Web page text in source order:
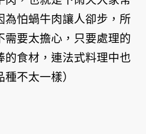
為怕蝸牛肉讓人卻步，所
需要太擔心，只要處理的
的食材，連法式料理中也
不太一樣）